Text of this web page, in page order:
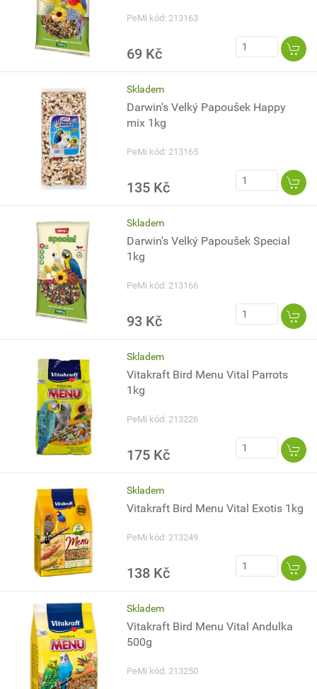
PeMi kód: 213163
69 Kč
Skladem
Darwin's Velký Papoušek Happy
mix 1kg
PeMi kód: 213165
135 Kč
Skladem
Darwin's Velký Papoušek Special
1kg
PeMi kód: 213166
93 Kč
Skladem
Vitakraft Bird Menu Vital Parrots
1kg
PeMi kód: 213226
175 Kč
Skladem
Vitakraft Bird Menu Vital Exotis 1kg
PeMi kód: 213249
138 Kč
Skladem
Vitakraft Bird Menu Vital Andulka
500g
PeMi kód: 213250